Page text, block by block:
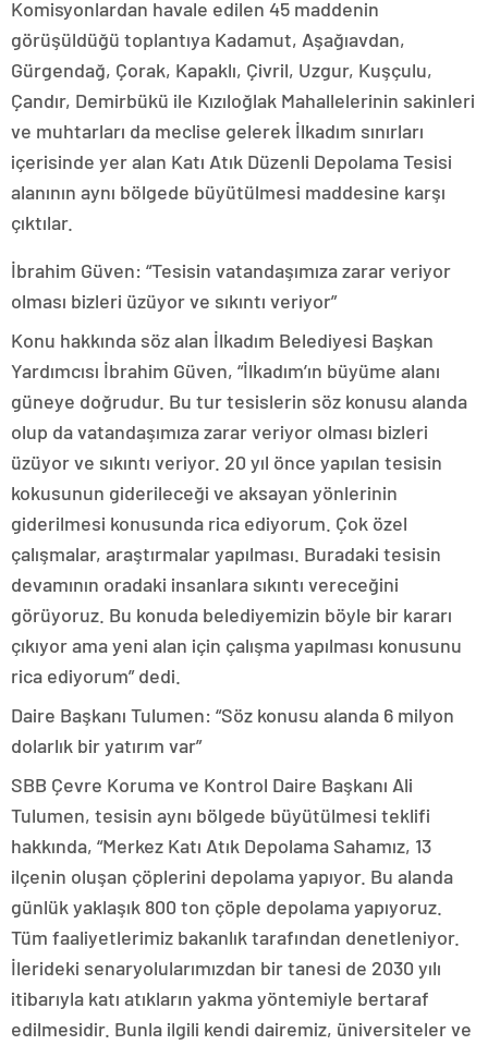
Komisyonlardan havale edilen 45 maddenin
görüşüldüğü toplantıya Kadamut, Aşağıavdan,
Gürgendağ, Çorak, Kapaklı, Çivril, Uzgur, Kuşçulu,
Çandır, Demirbükü ile Kızıloğlak Mahallelerinin sakinleri
ve muhtarları da meclise gelerek İlkadım sınırları
içerisinde yer alan Katı Atık Düzenli Depolama Tesisi
alanının aynı bölgede büyütülmesi maddesine karşı
çıktılar.
İbrahim Güven: “Tesisin vatandaşımıza zarar veriyor
olması bizleri üzüyor ve sıkıntı veriyor”
Konu hakkında söz alan İlkadım Belediyesi Başkan
Yardımcısı İbrahim Güven, “İlkadım’ın büyüme alanı
güneye doğrudur. Bu tur tesislerin söz konusu alanda
olup da vatandaşımıza zarar veriyor olması bizleri
üzüyor ve sıkıntı veriyor. 20 yıl önce yapılan tesisin
kokusunun giderileceği ve aksayan yönlerinin
giderilmesi konusunda rica ediyorum. Çok özel
çalışmalar, araştırmalar yapılması. Buradaki tesisin
devamının oradaki insanlara sıkıntı vereceğini
görüyoruz. Bu konuda belediyemizin böyle bir kararı
çıkıyor ama yeni alan için çalışma yapılması konusunu
rica ediyorum” dedi.
Daire Başkanı Tulumen: “Söz konusu alanda 6 milyon
dolarlık bir yatırım var”
SBB Çevre Koruma ve Kontrol Daire Başkanı Ali
Tulumen, tesisin aynı bölgede büyütülmesi teklifi
hakkında, “Merkez Katı Atık Depolama Sahamız, 13
ilçenin oluşan çöplerini depolama yapıyor. Bu alanda
günlük yaklaşık 800 ton çöple depolama yapıyoruz.
Tüm faaliyetlerimiz bakanlık tarafından denetleniyor.
İlerideki senaryolularımızdan bir tanesi de 2030 yılı
itibarıyla katı atıkların yakma yöntemiyle bertaraf
edilmesidir. Bunla ilgili kendi dairemiz, üniversiteler ve